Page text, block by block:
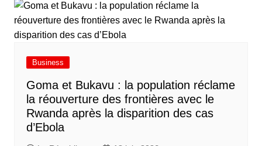
Business
Goma et Bukavu : la population réclame
la réouverture des frontières avec le
Rwanda après la disparition des cas
d’Ebola